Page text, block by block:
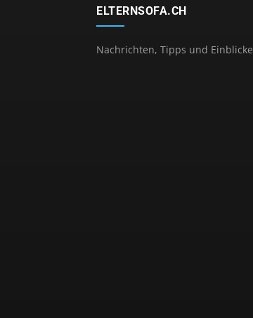
ELTERNSOFA.CH
Nachrichten, Tipps und Einblicke